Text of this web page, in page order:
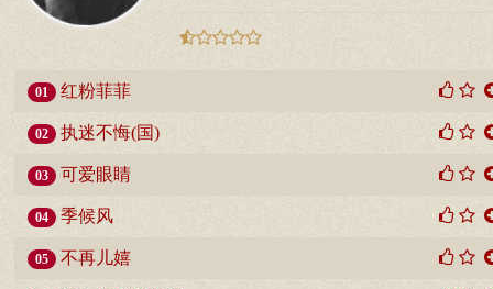
01 红粉菲菲
02 执迷不悔(国)
03 可爱眼睛
04 季候风
05 不再儿嬉